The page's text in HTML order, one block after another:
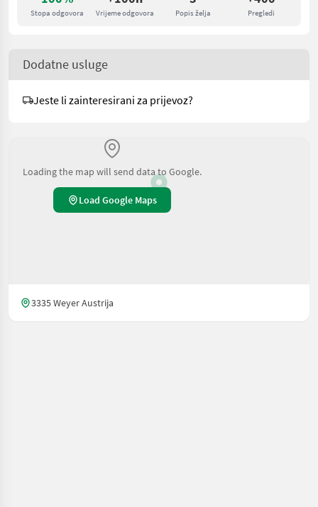
Stopa odgovora Vrijeme odgovora Popis želja Pregledi
Dodatne usluge
Jeste li zainteresirani za prijevoz?
Loading the map will send data to Google.
Load Google Maps
3335 Weyer Austrija